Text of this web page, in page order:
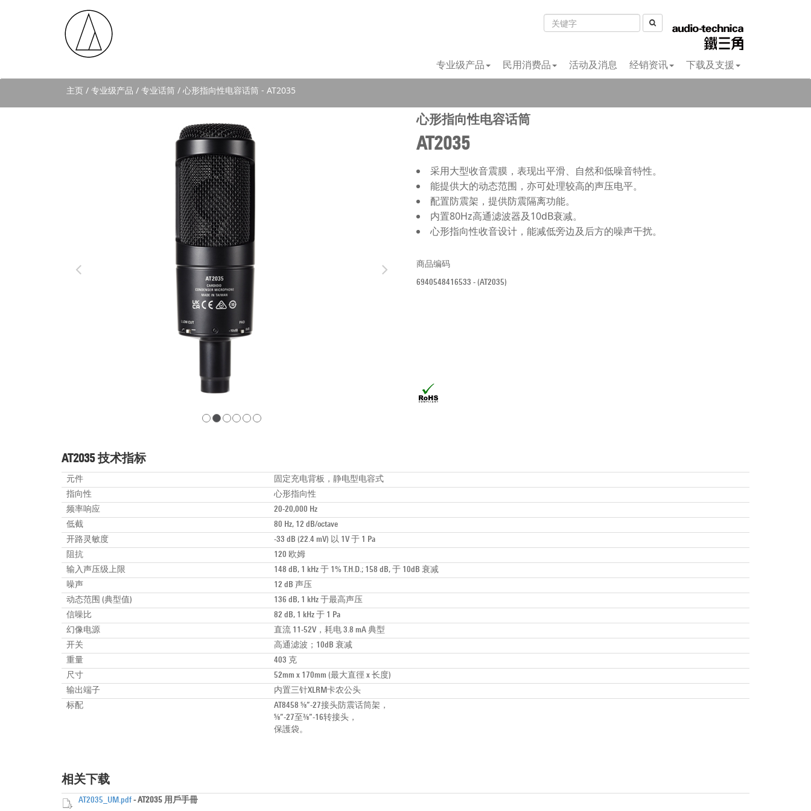
专业级产品 民用消费品 活动及消息 经销资讯 下载及支援
主页 / 专业级产品 / 专业话筒 / 心形指向性电容话筒 - AT2035
心形指向性电容话筒
AT2035
采用大型收音震膜，表现出平滑、自然和低噪音特性。
能提供大的动态范围，亦可处理较高的声压电平。
配置防震架，提供防震隔离功能。
内置80Hz高通滤波器及10dB衰减。
心形指向性收音设计，能减低旁边及后方的噪声干扰。
商品编码
6940548416533 - (AT2035)
AT2035 技术指标
元件
固定充电背板，静电型电容式
指向性
心形指向性
频率响应
20-20,000 Hz
低截
80 Hz, 12 dB/octave
开路灵敏度
-33 dB (22.4 mV) 以 1V 于 1 Pa
阻抗
120 欧姆
输入声压级上限
148 dB, 1 kHz 于 1% T.H.D.; 158 dB, 于 10dB 衰减
噪声
12 dB 声压
动态范围 (典型值)
136 dB, 1 kHz 于最高声压
信噪比
82 dB, 1 kHz 于 1 Pa
幻像电源
直流 11-52V，耗电 3.8 mA 典型
开关
高通滤波；10dB 衰减
重量
403 克
尺寸
52mm x 170mm (最大直徑 x 长度)
输出端子
内置三针XLRM卡农公头
标配
AT8458 ⅝”-27接头防震话筒架，
⅝”-27至⅜”-16转接头，
保護袋。
相关下载
AT2035_UM.pdf - AT2035 用戶手冊